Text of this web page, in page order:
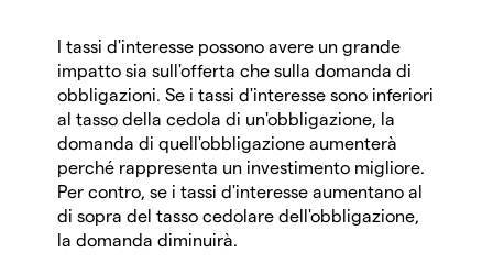
I tassi d'interesse possono avere un grande
impatto sia sull'offerta che sulla domanda di
obbligazioni. Se i tassi d'interesse sono inferiori
al tasso della cedola di un'obbligazione, la
domanda di quell'obbligazione aumenterà
perché rappresenta un investimento migliore.
Per contro, se i tassi d'interesse aumentano al
di sopra del tasso cedolare dell'obbligazione,
la domanda diminuirà.